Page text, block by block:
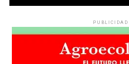
PUBLICIDAD